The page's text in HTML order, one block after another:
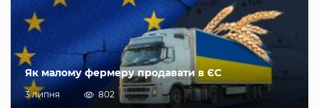
Як малому фермеру продавати в ЄС
3 липня 802